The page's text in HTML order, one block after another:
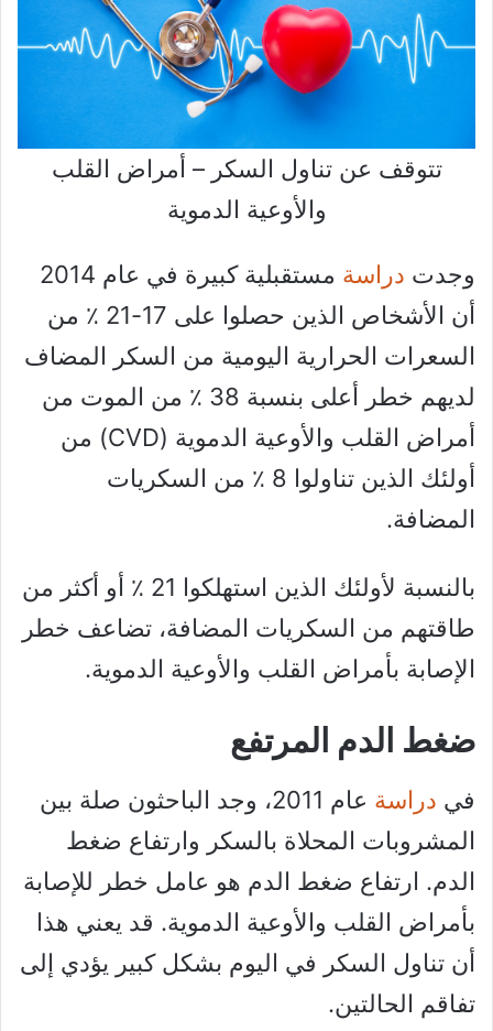
تتوقف عن تناول السكر – أمراض القلب
والأوعية الدموية
وجدت دراسة
مستقبلية كبيرة في عام 2014
أن الأشخاص الذين حصلوا على 17-21 ٪ من
السعرات الحرارية اليومية من السكر المضاف
لديهم خطر أعلى بنسبة 38 ٪ من الموت من
أمراض القلب والأوعية الدموية (CVD) من
أولئك الذين تناولوا 8 ٪ من السكريات
المضافة.
بالنسبة لأولئك الذين استهلكوا 21 ٪ أو أكثر من
طاقتهم من السكريات المضافة، تضاعف خطر
الإصابة بأمراض القلب والأوعية الدموية.
ضغط الدم المرتفع
في دراسة
عام 2011، وجد الباحثون صلة بين
المشروبات المحلاة بالسكر وارتفاع ضغط
الدم. ارتفاع ضغط الدم هو عامل خطر للإصابة
بأمراض القلب والأوعية الدموية. قد يعني هذا
أن تناول السكر في اليوم بشكل كبير يؤدي إلى
تفاقم الحالتين.